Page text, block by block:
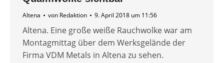
Altena von Redaktion 9. April 2018 um 11:56
Altena. Eine große weiße Rauchwolke war am
Montagmittag über dem Werksgelände der
Firma VDM Metals in Altena zu sehen.